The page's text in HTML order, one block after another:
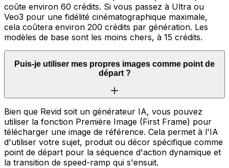
coûte environ 60 crédits. Si vous passez à Ultra ou
Veo3 pour une fidélité cinématographique maximale,
cela coûtera environ 200 crédits par génération. Les
modèles de base sont les moins chers, à 15 crédits.
Puis-je utiliser mes propres images comme point de
départ ?
Bien que Revid soit un générateur IA, vous pouvez
utiliser la fonction Première Image (First Frame) pour
télécharger une image de référence. Cela permet à l'IA
d'utiliser votre sujet, produit ou décor spécifique comme
point de départ pour la séquence d'action dynamique et
la transition de speed-ramp qui s'ensuit.